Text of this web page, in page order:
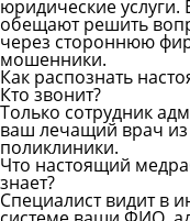
юридические услуги.
обещают решить
через стороннюю
мошенники.
Как распознать
Кто звонит?
Только сотрудник
ваш лечащий врач
поликлиники.
Что настоящий
знает?
Специалист видит в